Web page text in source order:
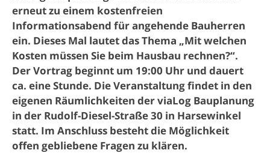
erneut zu einem kostenfreien
Informationsabend für angehende Bauherren
ein. Dieses Mal lautet das Thema „Mit welchen
Kosten müssen Sie beim Hausbau rechnen?“.
Der Vortrag beginnt um 19:00 Uhr und dauert
ca. eine Stunde. Die Veranstaltung findet in den
eigenen Räumlichkeiten der viaLog Bauplanung
in der Rudolf-Diesel-Straße 30 in Harsewinkel
statt. Im Anschluss besteht die Möglichkeit
offen gebliebene Fragen zu klären.